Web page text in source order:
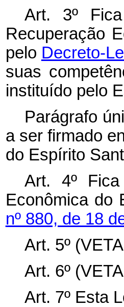
Art. 3º
Recuperação
pelo Decreto-
suas
instituído pelo
Parágrafo
a ser firmado
do Espírito
Art. 4º
Econômica do
nº 880, de 18
Art. 5º
Art. 6º
Art. 7º Esta